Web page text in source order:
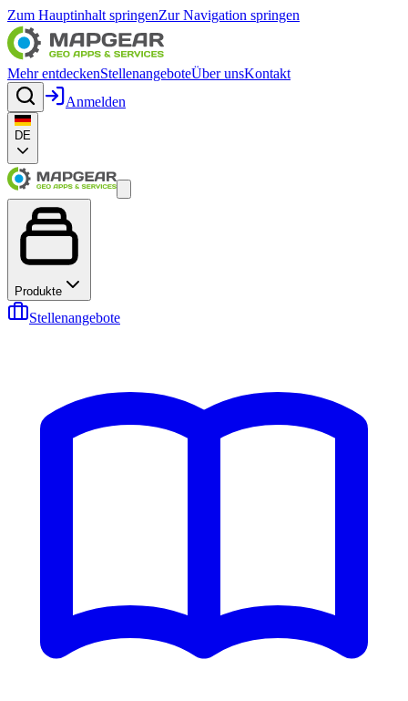
Zum Hauptinhalt springenZur Navigation springen
Mehr entdeckenStellenangeboteÜber unsKontakt
Anmelden
DE
Produkte
Stellenangebote